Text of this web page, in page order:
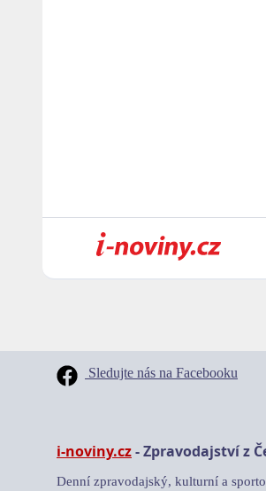
Sledujte nás na Facebooku
i-noviny.cz- Zpravodajství z
Denní zpravodajský, kulturní a